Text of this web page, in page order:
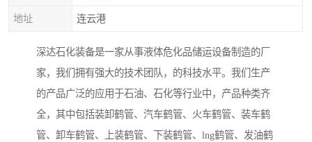
地址 连云港
深达石化装备是一家从事液体危化品储运设备制造的厂
家，我们拥有强大的技术团队，的科技水平。我们生产
的产品广泛的应用于石油、石化等行业中，产品种类齐
全，其中包括装卸鹤管、汽车鹤管、火车鹤管、装车鹤
管、卸车鹤管、上装鹤管、下装鹤管、lng鹤管、发油鹤